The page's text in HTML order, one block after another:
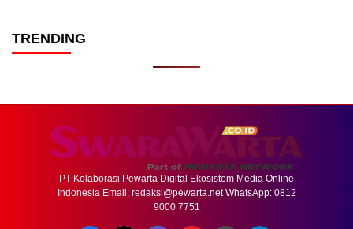
TRENDING
PT Kolaborasi Pewarta Digital Ekosistem Media Online
Indonesia Email: redaksi@pewarta.netWhatsApp: 0812
9000 7751